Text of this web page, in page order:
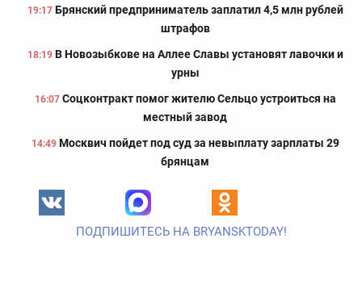
19:17 Брянский предприниматель заплатил 4,5 млн рублей
штрафов
18:19 В Новозыбкове на Аллее Славы установят лавочки и
урны
16:07 Соцконтракт помог жителю Сельцо устроиться на
местный завод
14:49 Москвич пойдет под суд за невыплату зарплаты 29
брянцам
ПОДПИШИТЕСЬ НА BRYANSKTODAY!